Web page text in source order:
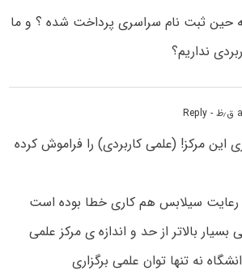
حین ثبت نام سراسری پرداخت شده ؟ و ما
نداریم؟
- Reply
این مرکز! (علمی کاربردی) را فراموش کرده
رعایت سیلابس هم کاری خطا بوده است
بالاتر از حد و اندازه ی مرکز علمی
نه تنها توان علمی برگزاری